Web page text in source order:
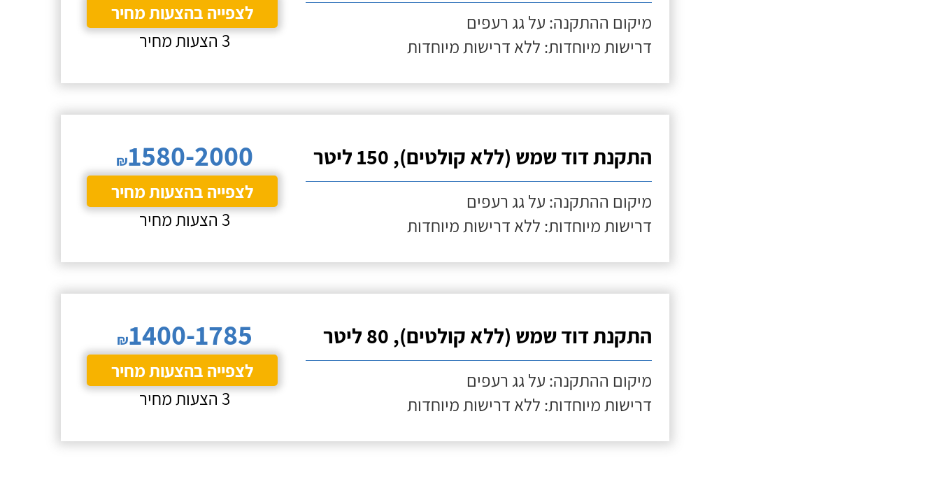
מיקום ההתקנה: על גג רעפים
דרישות מיוחדות: ללא דרישות מיוחדות
לצפייה בהצעות מחיר
3 הצעות מחיר
התקנת דוד שמש (ללא קולטים), 150 ליטר
מיקום ההתקנה: על גג רעפים
דרישות מיוחדות: ללא דרישות מיוחדות
₪1580-2000
לצפייה בהצעות מחיר
3 הצעות מחיר
התקנת דוד שמש (ללא קולטים), 80 ליטר
מיקום ההתקנה: על גג רעפים
דרישות מיוחדות: ללא דרישות מיוחדות
₪1400-1785
לצפייה בהצעות מחיר
3 הצעות מחיר